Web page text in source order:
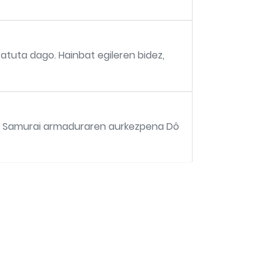
dago. Hainbat egileren bidez,
armaduraren aurkezpena Dô